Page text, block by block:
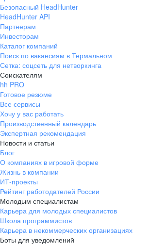
Безопасный HeadHunter
HeadHunter API
Партнерам
Инвесторам
Каталог компаний
Поиск по вакансиям в Термальном
Сетка: соцсеть для нетворкинга
Соискателям
hh PRO
Готовое резюме
Все сервисы
Хочу у вас работать
Производственный календарь
Экспертная рекомендация
Новости и статьи
Блог
О компаниях в игровой форме
Жизнь в компании
ИТ-проекты
Рейтинг работодателей России
Молодым специалистам
Карьера для молодых специалистов
Школа программистов
Карьера в некоммерческих организациях
Боты для уведомлений